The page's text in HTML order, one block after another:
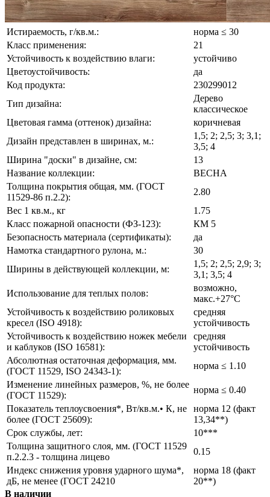
Истираемость, г/кв.м.:
норма ≤ 30
Класс применения:
21
Устойчивость к воздействию влаги:
устойчиво
Цветоустойчивость:
да
Код продукта:
230299012
Тип дизайна:
Дерево
классическое
Цветовая гамма (оттенок) дизайна:
коричневая
Дизайн представлен в ширинах, м.:
1,5; 2; 2,5; 3; 3,1;
3,5; 4
Ширина "доски" в дизайне, см:
13
Название коллекции:
ВЕСНА
Толщина покрытия общая, мм. (ГОСТ
11529-86 п.2.2):
2.80
Вес 1 кв.м., кг
1.75
Класс пожарной опасности (ФЗ-123):
КМ 5
Безопасность материала (сертификаты):
да
Намотка стандартного рулона, м.:
30
Ширины в действующей коллекции, м:
1,5; 2; 2,5; 2,9; 3;
3,1; 3,5; 4
Использование для теплых полов:
возможно,
макс.+27°С
Устойчивость к воздействию роликовых
кресел (ISO 4918):
средняя
устойчивость
Устойчивость к воздействию ножек мебели
и каблуков (ISO 16581):
средняя
устойчивость
Абсолютная остаточная деформация, мм.
(ГОСТ 11529, ISO 24343-1):
норма ≤ 1.10
Изменение линейных размеров, %, не более
(ГОСТ 11529):
норма ≤ 0.40
Показатель теплоусвоения*, Вт/кв.м.• К, не
более (ГОСТ 25609):
норма 12 (факт
13,34**)
Срок службы, лет:
10***
Толщина защитного слоя, мм. (ГОСТ 11529
п.2.2.3 - толщина лицево
0.15
Индекс снижения уровня ударного шума*,
дБ, не менее (ГОСТ 24210
норма 18 (факт
20**)
В наличии